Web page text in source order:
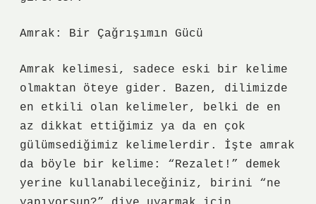
Amrak: Bir Çağrışımın Gücü
Amrak kelimesi, sadece eski bir kelime
olmaktan öteye gider. Bazen, dilimizde
en etkili olan kelimeler, belki de en
az dikkat ettiğimiz ya da en çok
gülümsediğimiz kelimelerdir. İşte amrak
da böyle bir kelime: “Rezalet!” demek
yerine kullanabileceğiniz, birini “ne